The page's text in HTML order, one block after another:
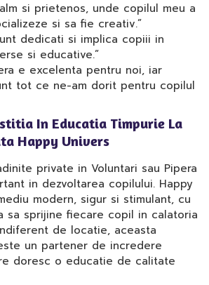
si prietenos, unde copilul meu a
si sa fie creativ.”
dedicati si implica copiii in
si educative.”
e excelenta pentru noi, iar
tot ce ne-am dorit pentru copilul
In Educatia Timpurie La
Happy Univers
private in Voluntari sau Pipera
in dezvoltarea copilului. Happy
modern, sigur si stimulant, cu
sa sprijine fiecare copil in calatoria
de locatie, aceasta
un partener de incredere
doresc o educatie de calitate